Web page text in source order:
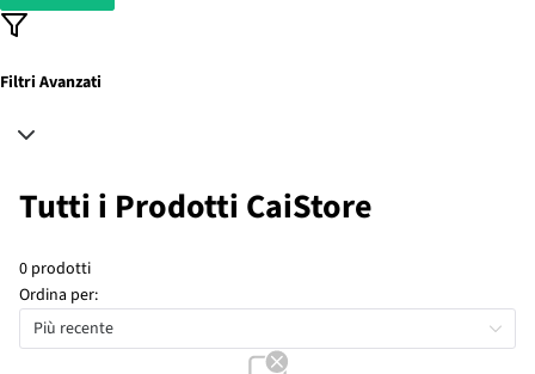
Filtri Avanzati
Tutti i Prodotti CaiStore
0 prodotti
Ordina per:
Più recente